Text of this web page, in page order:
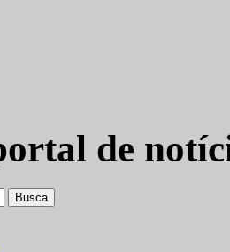
de